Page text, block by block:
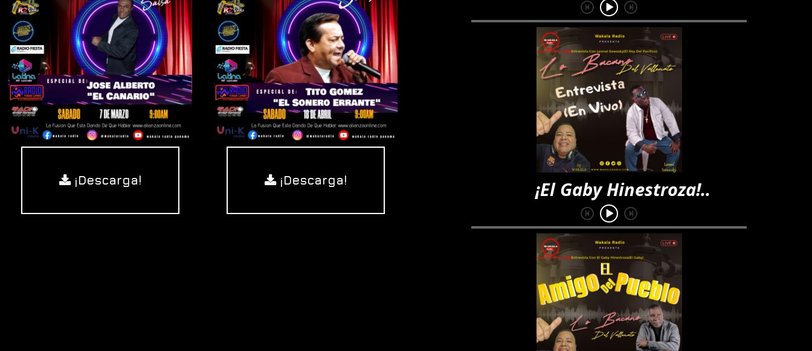
¡Descarga! ¡Descarga! ¡El Gaby Hinestroza!..